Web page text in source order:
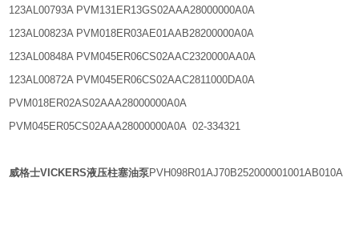
123AL00793A PVM131ER13GS02AAA28000000A0A
123AL00823A PVM018ER03AE01AAB28200000A0A
123AL00848A PVM045ER06CS02AAC2320000AA0A
123AL00872A PVM045ER06CS02AAC2811000DA0A
PVM018ER02AS02AAA28000000A0A
PVM045ER05CS02AAA28000000A0A 02-334321
威格士VICKERS液压柱塞油泵PVH098R01AJ70B252000001001AB010A